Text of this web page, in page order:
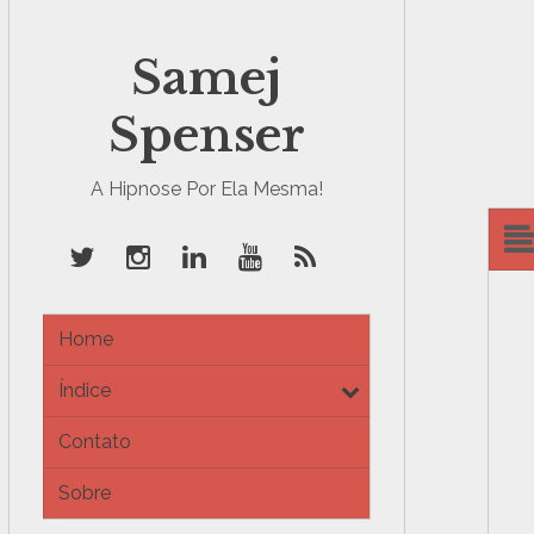
Samej
Spenser
A Hipnose Por Ela Mesma!
Home
Índice
e
x
Contato
Sobre